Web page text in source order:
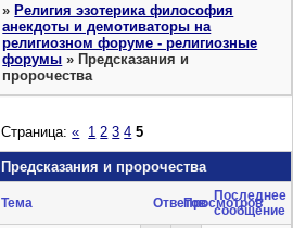
»Религия эзотерика философия
анекдоты и демотиваторы на
религиозном форуме - религиозные
форумы »Предсказания и
пророчества
Предсказания и пророчества
Страница:« 1 2 3 4 5
Тема ОтветовПросмотров
Последнее
сообщение